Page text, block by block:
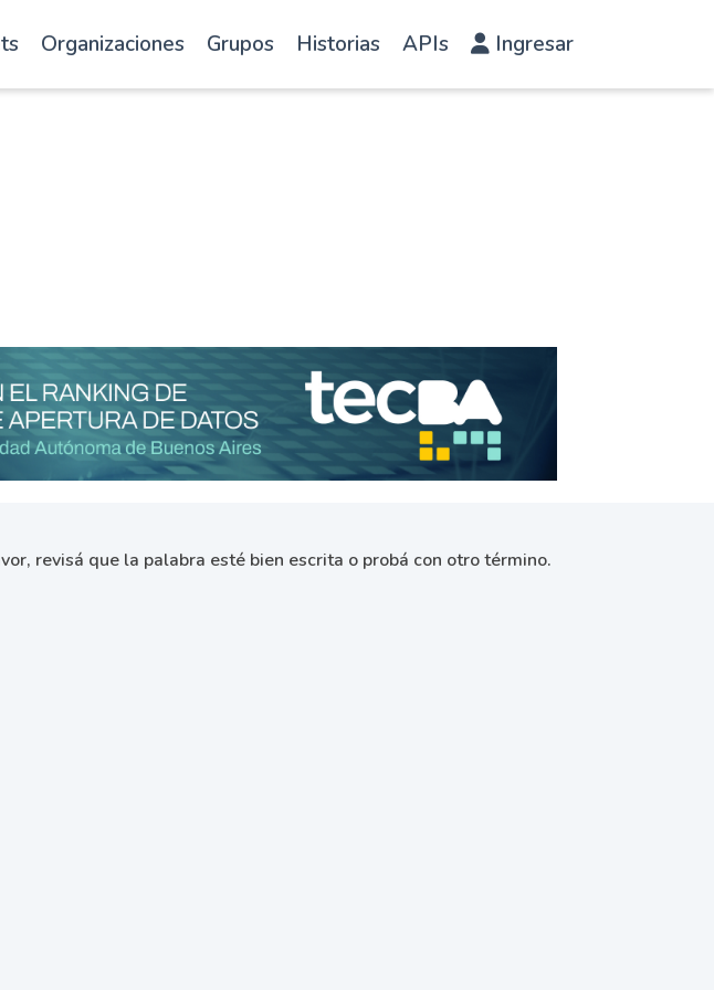
Organizaciones Grupos Historias APIs Ingresar
revisá que la palabra esté bien escrita o probá con otro término.